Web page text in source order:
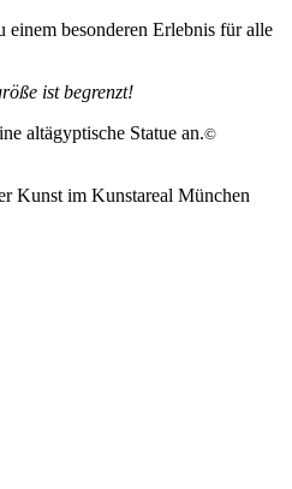
einem besonderen Erlebnis für alle
ist begrenzt!
©
Kunst im Kunstareal München